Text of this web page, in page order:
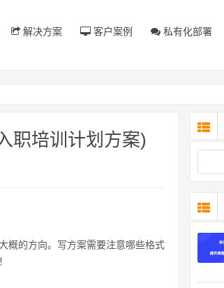
解决方案 客户案例 私有化部署
职培训计划方案)
概的方向。写方案需要注意哪些格式